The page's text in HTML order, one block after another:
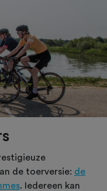
de toerversie: de
. Iedereen kan